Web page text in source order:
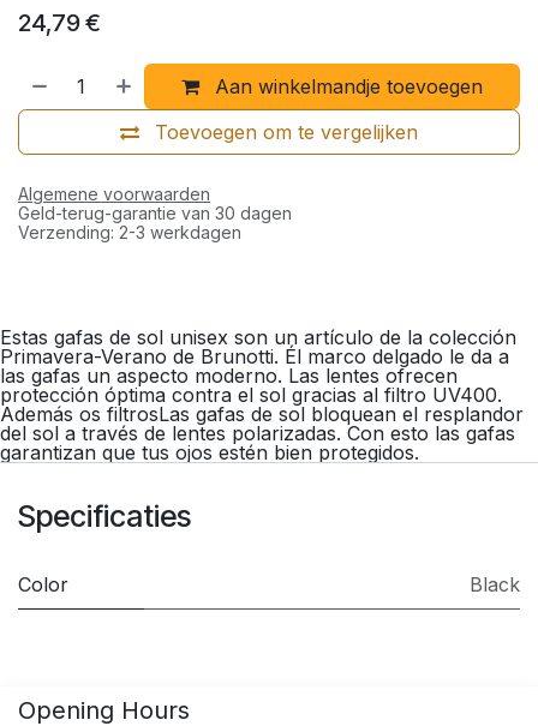
24,79€
Aan winkelmandje toevoegen
Toevoegen om te vergelijken
Algemene voorwaarden
Geld-terug-garantie van 30 dagen
Verzending: 2-3 werkdagen
Estas gafas de sol unisex son un artículo de la colección
Primavera-Verano de Brunotti. Él marco delgado le da a
las gafas un aspecto moderno. Las lentes ofrecen
protección óptima contra el sol gracias al filtro UV400.
Además os filtrosLas gafas de sol bloquean el resplandor
del sol a través de lentes polarizadas. Con esto las gafas
garantizan que tus ojos estén bien protegidos.
Specificaties
Color Black
Opening Hours